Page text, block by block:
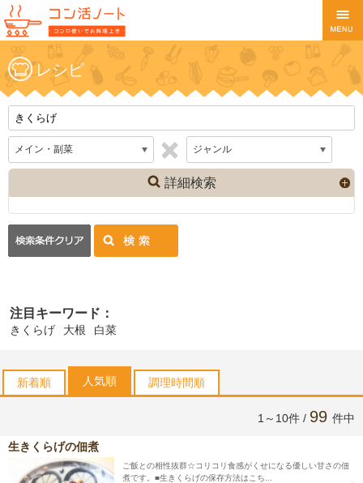
レシピ
詳細検索
注目キーワード：
きくらげ 大根 白菜
新着順 人気順 調理時間順
1～10件 / 99 件中
生きくらげの佃煮
ご飯との相性抜群☆コリコリ食感がくせになる優しい甘さの佃
煮です。■生きくらげの保存方法はこち...